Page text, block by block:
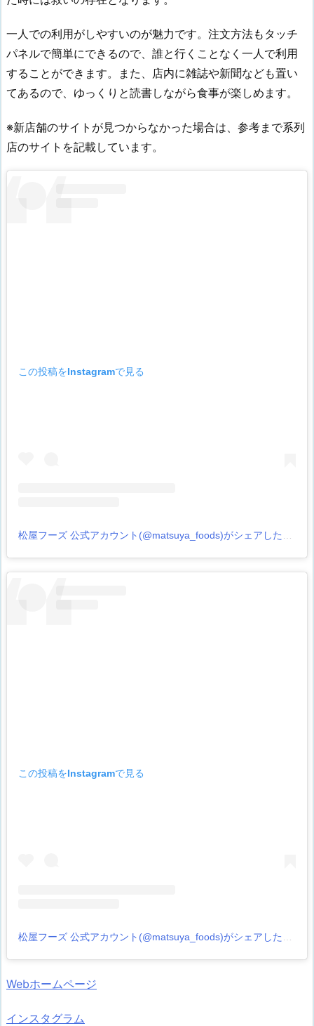
一人での利用がしやすいのが魅力です。注文方法もタッチ
パネルで簡単にできるので、誰と行くことなく一人で利用
することができます。また、店内に雑誌や新聞なども置い
てあるので、ゆっくりと読書しながら食事が楽しめます。
※新店舗のサイトが見つからなかった場合は、参考まで系列
店のサイトを記載しています。
この投稿をInstagramで見る
松屋フーズ 公式アカウント(@matsuya_foods)がシェアした投稿
この投稿をInstagramで見る
Webホームページ
インスタグラム